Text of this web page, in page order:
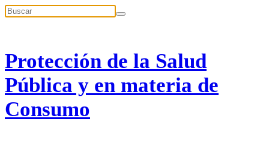
Protección de la Salud
Pública y en materia de
Consumo